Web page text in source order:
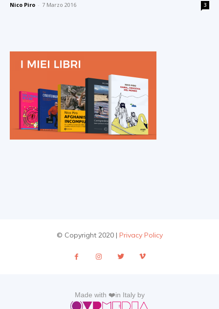
Nico Piro - 7 Marzo 2016 3
© Copyright 2020 | Privacy Policy
Made with ❤️in Italy by